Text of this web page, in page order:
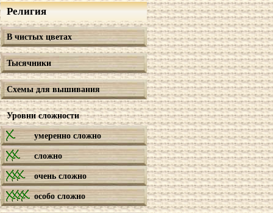
Религия
В чистых цветах
Тысячники
Схемы для вышивания
Уровни сложности
умеренно сложно
сложно
очень сложно
особо сложно